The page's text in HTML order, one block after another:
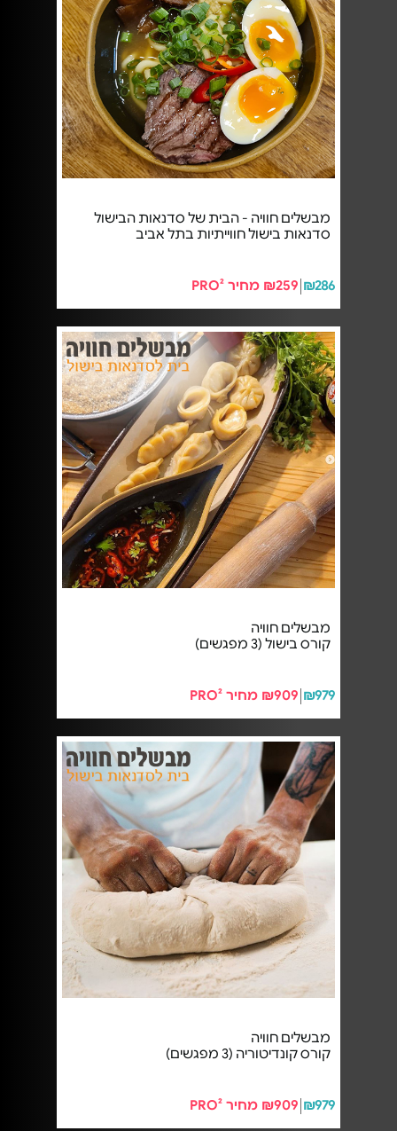
מבשלים חוויה - הבית של סדנאות הבישול
סדנאות בישול חווייתיות בתל אביב
₪286 ₪259 מחיר PRO²
מבשלים חוויה
קורס בישול (3 מפגשים)
₪979 ₪909 מחיר PRO²
מבשלים חוויה
קורס קונדיטוריה (3 מפגשים)
₪979 ₪909 מחיר PRO²